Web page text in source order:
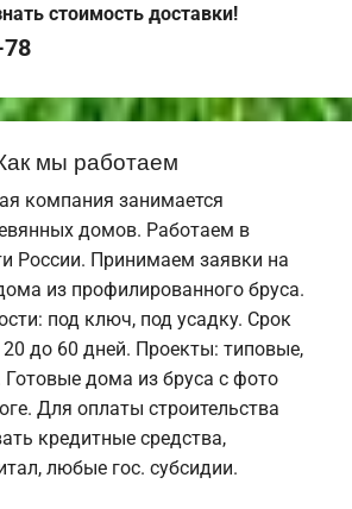
стоимость доставки!
мы работаем
компания занимается
домов. Работаем в
России. Принимаем заявки на
из профилированного бруса.
под ключ, под усадку. Срок
20 до 60 дней. Проекты: типовые,
дома из бруса с фото
Для оплаты строительства
кредитные средства,
любые гос. субсидии.